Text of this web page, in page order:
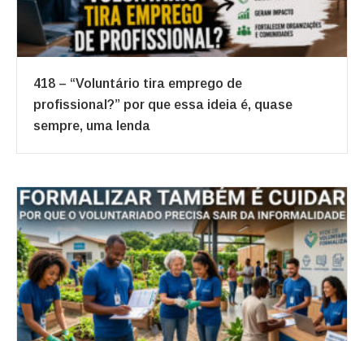
418 – “Voluntário tira emprego de
profissional?” por que essa ideia é, quase
sempre, uma lenda